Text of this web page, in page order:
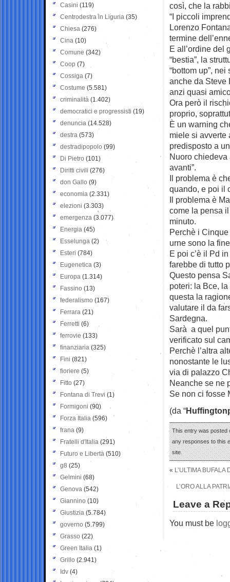
così, che la
“I piccoli
Lorenzo
termine
E all’ordine del
“bestia”, la
“bottom up”,
anche da Steve
anzi quasi
Ora però il
proprio,
È un warning
miele si avverte
predisposto a
Nuoro chiedeva
avanti”.
Il problema è
quando, e poi il
Il problema è
come la pensa
minuto.
Perchè i
urne sono la
E poi c’è il Pd
farebbe di tutto
Questo pensa
poteri: la Bce,
questa la
valutare il da
Sardegna.
Sarà a quel
verificato sul
Perchè l’altra
nonostante le
via di palazzo
Neanche se ne
Se non ci fosse
(da “
This entry was posted
any responses to this
site.
« L’ULTIMA
L’ORO ALLA
Leave a
You must be
Casini (119)
Centrodestra in Liguria (35)
Chiesa (276)
Cina (10)
Comune (342)
Coop (7)
Cossiga (7)
Costume (5.581)
criminalità (1.402)
democratici e progressisti (19)
denuncia (14.528)
destra (573)
destradipopolo (99)
Di Pietro (101)
Diritti civili (276)
don Gallo (9)
economia (2.331)
elezioni (3.303)
emergenza (3.077)
Energia (45)
Esselunga (2)
Esteri (784)
Eugenetica (3)
Europa (1.314)
Fassino (13)
federalismo (167)
Ferrara (21)
Ferretti (6)
ferrovie (133)
finanziaria (325)
Fini (821)
fioriere (5)
Fitto (27)
Fontana di Trevi (1)
Formigoni (90)
Forza Italia (596)
frana (9)
Fratelli d'Italia (291)
Futuro e Libertà (510)
g8 (25)
Gelmini (68)
Genova (542)
Giannino (10)
Giustizia (5.784)
governo (5.799)
Grasso (22)
Green Italia (1)
Grillo (2.941)
Idv (4)